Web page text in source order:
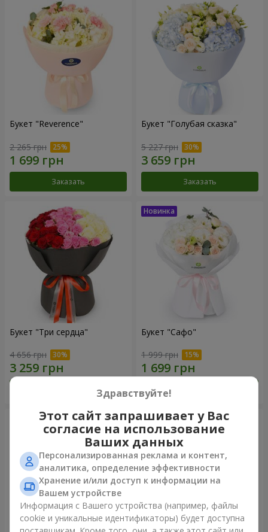
Букет "Reverence"
2 265 грн
Заказать
Букет "Голубая сказка"
5 227 грн
Заказать
Букет "Три сердца"
4 656 грн
Букет "Сафо"
1 999 грн
Здравствуйте!
Этот сайт запрашивает у Вас
согласие на использование
Ваших данных
Персонализированная реклама и контент,
аналитика, определение эффективности
Хранение и/или доступ к информации на
Вашем устройстве
Информация с Вашего устройства (например, файлы
cookie и уникальные идентификаторы) будет доступна